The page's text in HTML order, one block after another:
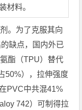
材料。
。为了克服其向
缺点，国内外已
酯（TPU）替代
50%），拉伸强度
PVC中共混41%
742）可制得拉